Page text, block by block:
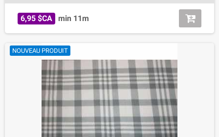
6,95 $CA min 11m
NOUVEAU PRODUIT